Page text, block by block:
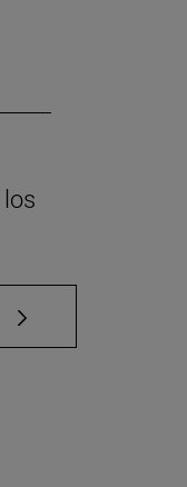
TAB para